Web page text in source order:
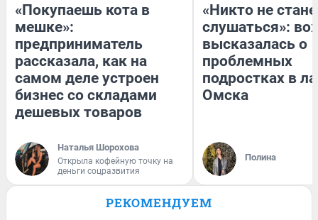
«Покупаешь кота в
мешке»:
предприниматель
рассказала, как на
самом деле устроен
бизнес со складами
дешевых товаров
Наталья Шорохова
Открыла кофейную точку на
деньги соцразвития
«Никто не
слушаться»:
высказалась о
проблемных
подростках в
Омска
Полина
РЕКОМЕНДУЕМ